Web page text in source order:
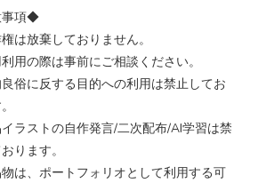
項◆
権は放棄しておりません。
利用の際は事前にご相談ください。
良俗に反する目的への利用は禁止してお
イラストの自作発言/二次配布/AI学習は禁
ります。
物は、ポートフォリオとして利用する可